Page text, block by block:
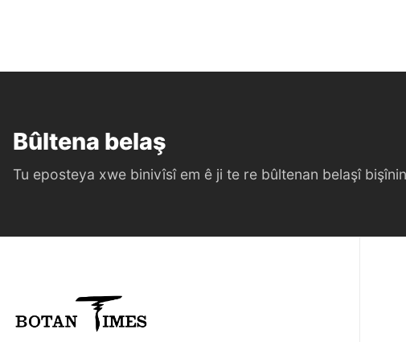
Bûltena belaş
Tu eposteya xwe binivîsî em ê ji te re bûltenan belaşî